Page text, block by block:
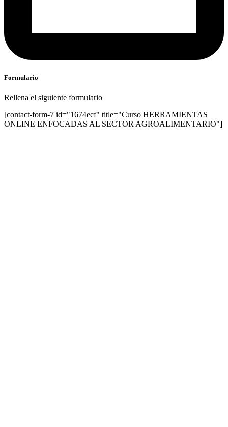
Formulario
Rellena el siguiente formulario
[contact-form-7 id="1674ecf" title="Curso HERRAMIENTAS
ONLINE ENFOCADAS AL SECTOR AGROALIMENTARIO"]